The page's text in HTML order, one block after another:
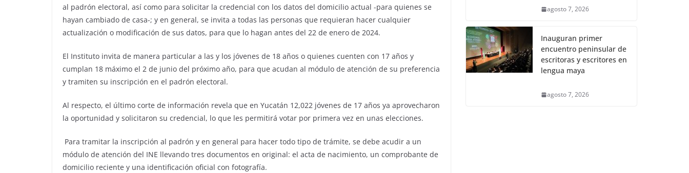
al padrón electoral, así como para solicitar la credencial con los datos del domicilio actual -para quienes se
hayan cambiado de casa-; y en general, se invita a todas las personas que requieran hacer cualquier
actualización o modificación de sus datos, para que lo hagan antes del 22 de enero de 2024.
El Instituto invita de manera particular a las y los jóvenes de 18 años o quienes cuenten con 17 años y
cumplan 18 máximo el 2 de junio del próximo año, para que acudan al módulo de atención de su preferencia
y tramiten su inscripción en el padrón electoral.
Al respecto, el último corte de información revela que en Yucatán 12,022 jóvenes de 17 años ya aprovecharon
la oportunidad y solicitaron su credencial, lo que les permitirá votar por primera vez en unas elecciones.
Para tramitar la inscripción al padrón y en general para hacer todo tipo de trámite, se debe acudir a un
módulo de atención del INE llevando tres documentos en original: el acta de nacimiento, un comprobante de
domicilio reciente y una identificación oficial con fotografía.
agosto 7, 2026
Inauguran primer
encuentro peninsular de
escritoras y escritores en
lengua maya
agosto 7, 2026